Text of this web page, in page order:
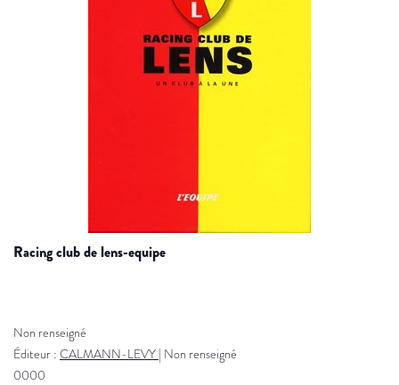
racing club de lens-equipe
Non renseigné
Éditeur : CALMANN-LEVY | Non renseigné
0000